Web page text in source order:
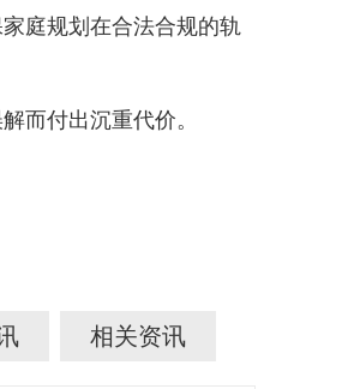
庭规划在合法合规的轨
而付出沉重代价。
相关资讯